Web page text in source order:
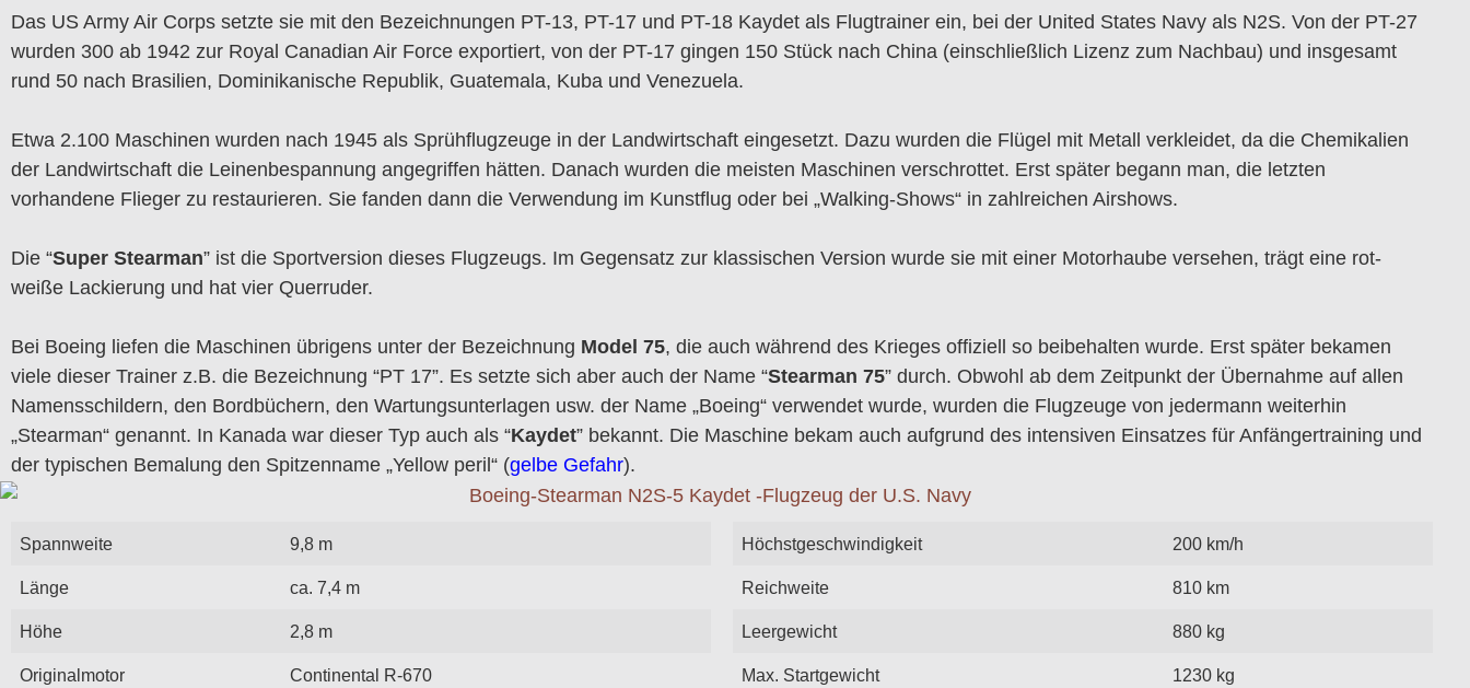
Das US Army Air Corps setzte sie mit den Bezeichnungen PT-13, PT-17 und PT-18 Kaydet als Flugtrainer ein, bei der United States Navy als N2S. Von der PT-27
wurden 300 ab 1942 zur Royal Canadian Air Force exportiert, von der PT-17 gingen 150 Stück nach China (einschließlich Lizenz zum Nachbau) und insgesamt
rund 50 nach Brasilien, Dominikanische Republik, Guatemala, Kuba und Venezuela.
Etwa 2.100 Maschinen wurden nach 1945 als Sprühflugzeuge in der Landwirtschaft eingesetzt. Dazu wurden die Flügel mit Metall verkleidet, da die Chemikalien
der Landwirtschaft die Leinenbespannung angegriffen hätten. Danach wurden die meisten Maschinen verschrottet. Erst später begann man, die letzten
vorhandene Flieger zu restaurieren. Sie fanden dann die Verwendung im Kunstflug oder bei „Walking-Shows“ in zahlreichen Airshows.
Die “Super Stearman” ist die Sportversion dieses Flugzeugs. Im Gegensatz zur klassischen Version wurde sie mit einer Motorhaube versehen, trägt eine rot-
weiße Lackierung und hat vier Querruder.
Bei Boeing liefen die Maschinen übrigens unter der Bezeichnung Model 75, die auch während des Krieges offiziell so beibehalten wurde. Erst später bekamen
viele dieser Trainer z.B. die Bezeichnung “PT 17”. Es setzte sich aber auch der Name “Stearman 75” durch. Obwohl ab dem Zeitpunkt der Übernahme auf allen
Namensschildern, den Bordbüchern, den Wartungsunterlagen usw. der Name „Boeing“ verwendet wurde, wurden die Flugzeuge von jedermann weiterhin
„Stearman“ genannt. In Kanada war dieser Typ auch als “Kaydet” bekannt. Die Maschine bekam auch aufgrund des intensiven Einsatzes für Anfängertraining und
der typischen Bemalung den Spitzenname „Yellow peril“ (gelbe Gefahr).
Spannweite 9,8 m
Länge ca. 7,4 m
Höhe 2,8 m
Originalmotor Continental R-670
Höchstgeschwindigkeit 200 km/h
Reichweite 810 km
Leergewicht 880 kg
Max. Startgewicht 1230 kg